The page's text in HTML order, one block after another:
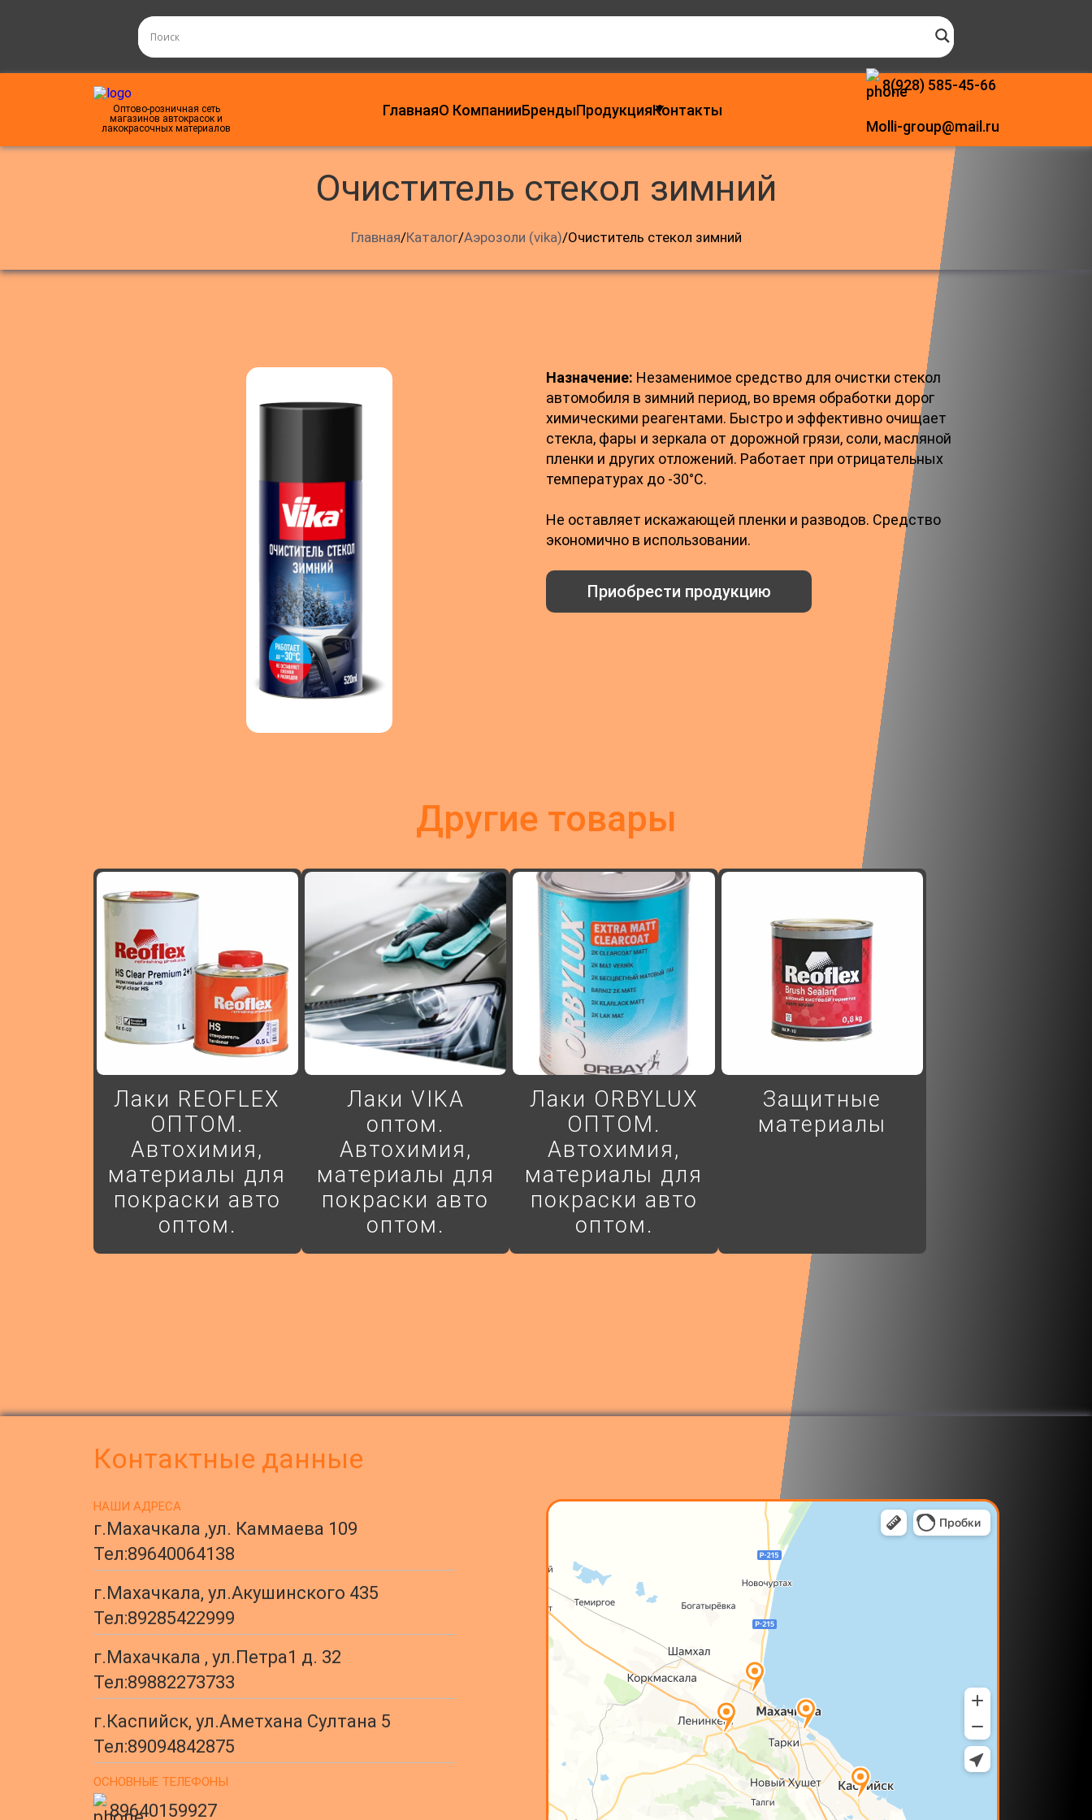
Оптово-розничная сеть
магазинов автокрасок и
лакокрасочных материалов
ГлавнаяО КомпанииБрендыПродукцияКонтакты
8(928) 585-45-66
Molli-group@mail.ru
очиститель стекол зимний
Главная/Каталог/Аэрозоли (vika)/Очиститель стекол зимний
Назначение: Незаменимое средство для очистки стекол
автомобиля в зимний период, во время обработки дорог
химическими реагентами. Быстро и эффективно очищает
стекла, фары и зеркала от дорожной грязи, соли, масляной
пленки и других отложений. Работает при отрицательных
температурах до -30°С.
Не оставляет искажающей пленки и разводов. Средство
экономично в использовании.
Приобрести продукцию
другие товары
Лаки REOFLEX
ОПТОМ.
Автохимия,
материалы для
покраски авто
оптом.
Лаки VIKA
оптом.
Автохимия,
материалы для
покраски авто
оптом.
Лаки ORBYLUX
ОПТОМ.
Автохимия,
материалы для
покраски авто
оптом.
Защитные
материалы
Контактные данные
НАШИ АДРЕСА
г.Махачкала ,ул. Каммаева 109
Тел:89640064138
г.Махачкала, ул.Акушинского 435
Тел:89285422999
г.Махачкала , ул.Петра1 д. 32
Тел:89882273733
г.Каспийск, ул.Аметхана Султана 5
Тел:89094842875
ОСНОВНЫЕ ТЕЛЕФОНЫ
89640159927